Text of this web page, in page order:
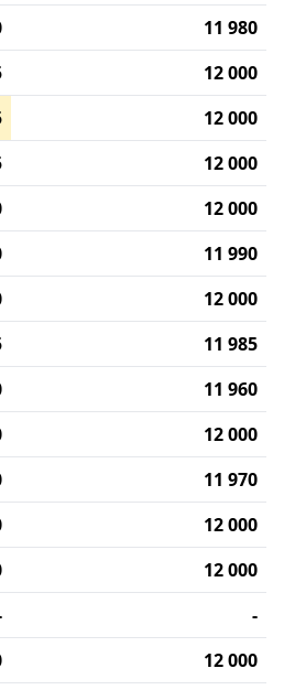
11 980
12 000
12 000
12 000
12 000
11 990
12 000
11 985
11 960
12 000
11 970
12 000
12 000
-
12 000